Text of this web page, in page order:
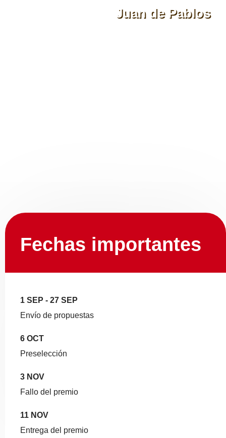
Juan de Pablos
Catedrático de Didáctica y Organización Escolar de la
Fechas importantes
1 SEP - 27 SEP
Envío de propuestas
6 OCT
Preselección
3 NOV
Fallo del premio
11 NOV
Entrega del premio